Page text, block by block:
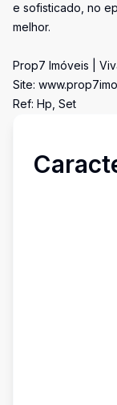
e sofisticado, no
melhor.
Prop7 Imóveis |
Site:
Ref: Hp, Set